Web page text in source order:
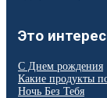
Это
С Днем рождения
Какие продукты
Ночь Без Тебя